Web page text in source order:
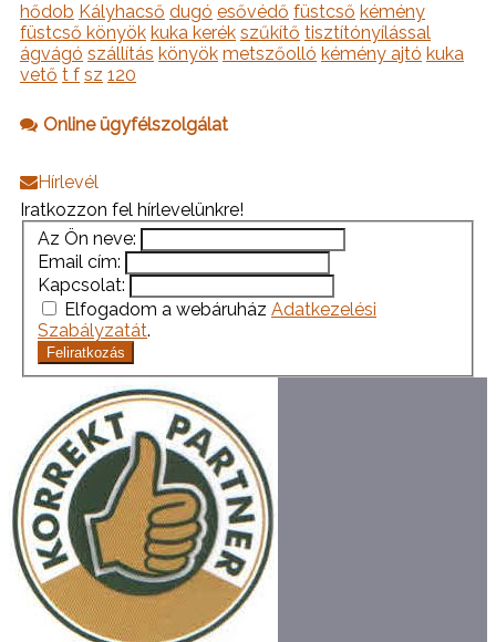
hődob Kályhacső dugó esővédő füstcső kémény
füstcső könyök kuka kerék szűkítő tisztítónyílással
ágvágó szállítás könyök metszőolló kémény ajtó kuka
vető t f sz 120
Online ügyfélszolgálat
Hírlevél
Iratkozzon fel hírlevelünkre!
Az Ön neve:
Email cím:
Kapcsolat:
Elfogadom a webáruház Adatkezelési
Szabályzatát.
Feliratkozás